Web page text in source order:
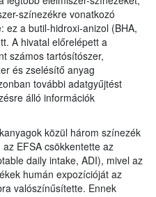
színezékre vonatkozó
ez a butil-hidroxi-anizol (BHA,
A hivatal előrelépett a
számos tartósítószer,
és zselésítő anyag
további adatgyűjtést
álló információk
közül három színezék
EFSA csökkentette az
daily intake, ADI), mivel az
humán expozícióját az
valószínűsítette. Ennek